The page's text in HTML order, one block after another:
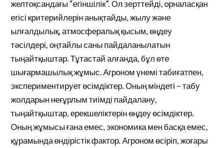
желтоқсандағы “егіншілік”. Ол зерттейді, орналасқан
егісі критерийлерін анықтайды, жылу және
ылғалдылық, атмосфералық қысым, өңдеу
тәсілдері, оңтайлы саны пайдаланылатын
тыңайтқыштар. Тұтастай алғанда, бұл өте
шығармашылық жұмыс. Агроном үнемі табиғатпен,
экспериментирует өсімдіктер. Оның міндеті – табу
жолдарын неғұрлым тиімді пайдалану,
тыңайтқыштар, ерекшеліктерін өңдеу өсімдіктер.
Оның жұмысы ғана емес, экономика мен басқа емес,
құрамында өндірістік фактор. Агроном өсіріп, жоғары